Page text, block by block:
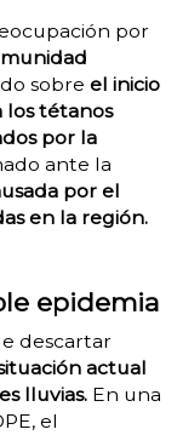
por
sobre el inicio
los tétanos
por la
ante la
por el
en la región.
epidemia
descartar
actual
lluvias.En una
el